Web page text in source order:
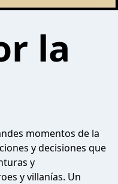
la
momentos de la
y decisiones que
y
y villanías. Un